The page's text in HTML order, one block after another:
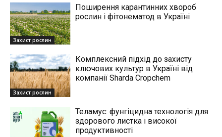
Захист рослин
Поширення карантинних хвороб
рослин і фітонематод в Україні
Захист рослин
Комплексний підхід до захисту
ключових культур в Україні від
компанії Sharda Cropchem
Теламус: фунгіцидна технологія для
здорового листка і високої
продуктивності